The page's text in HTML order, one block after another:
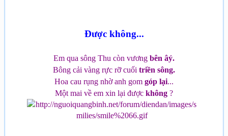
Được không...
Em qua sông Thu còn vương bên âý.
Bông cải vàng rực rỡ cuối triền sông.
Hoa cau rụng nhờ anh gom góp lại...
Một mai về em xin lại được không ?